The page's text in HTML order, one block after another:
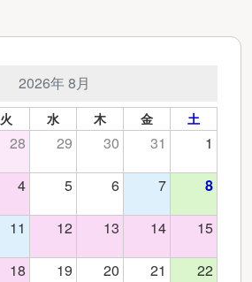
2026年 8月
火 水 木 金 土
28 29 30 31 1
4 5 6 7 8
11 12 13 14 15
18 19 20 21 22